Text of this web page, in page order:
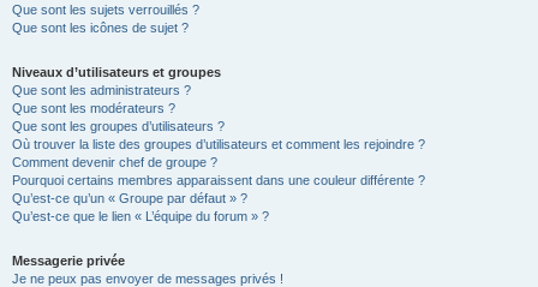
Que sont les sujets verrouillés ?
Que sont les icônes de sujet ?
Niveaux d’utilisateurs et groupes
Que sont les administrateurs ?
Que sont les modérateurs ?
Que sont les groupes d’utilisateurs ?
Où trouver la liste des groupes d’utilisateurs et comment les rejoindre ?
Comment devenir chef de groupe ?
Pourquoi certains membres apparaissent dans une couleur différente ?
Qu’est-ce qu’un « Groupe par défaut » ?
Qu’est-ce que le lien « L’équipe du forum » ?
Messagerie privée
Je ne peux pas envoyer de messages privés !